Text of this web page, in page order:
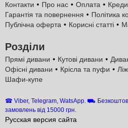
Контакти Про нас Оплата
Гарантія та повернення
Політика
Публічна оферта
Корисні статті
Розділи
Прямі дивани Кутові дивани
Офісні дивани
Крісла та пуфи
Шафи-купе
☎ Viber, Telegram, WatsApp. ⛟
замовлень від 15000 грн.
Русская версия сайта